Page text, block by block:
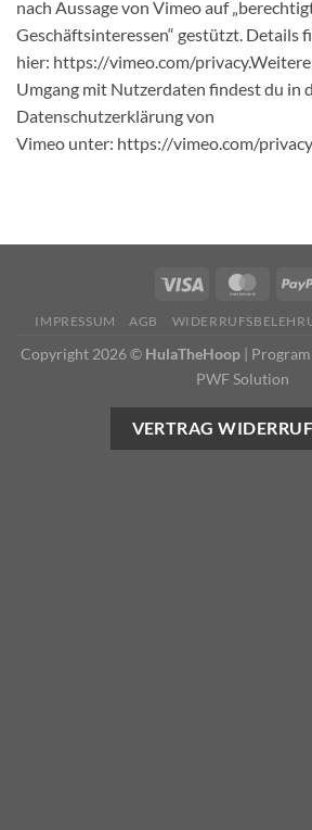
nach Aussage von Vimeo auf
Geschäftsinteressen“ gestützt. Details
hier: https://vimeo.com/
Umgang mit Nutzerdaten findest du in
Datenschutzerklärung von
Vimeo unter: https://vimeo.com/
IMPRESSUM AGB
Copyright 2026 © HulaTheHoop|
PWF Solution
VERTRAG